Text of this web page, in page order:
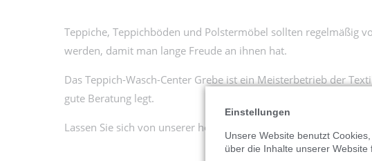
Teppiche, Teppichböden und Polstermöbel sollten regelmäßig
werden, damit man lange Freude an ihnen hat.
Das Teppich-Wasch-Center Grebe ist ein Meisterbetrieb der
gute Beratung legt.
Lassen Sie sich von unserer hervorragenden Qualität und
Einstellungen
Unsere Website benutzt
über die Inhalte unserer Website